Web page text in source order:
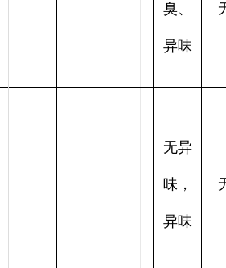
臭、
异味
无异
味，
异味